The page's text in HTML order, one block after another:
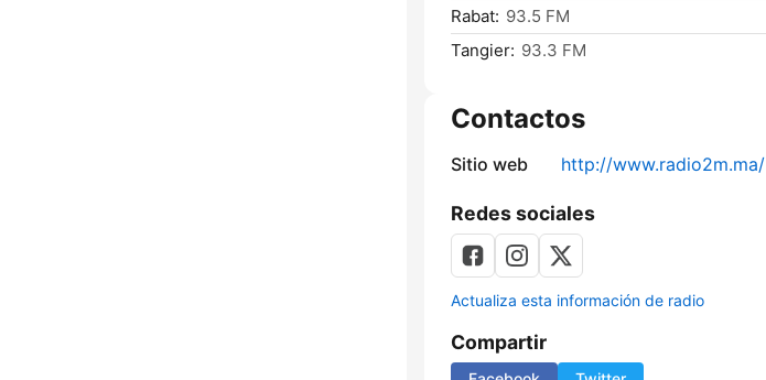
Rabat: 93.5 FM
Tangier: 93.3 FM
Contactos
Sitio web http://www.radio2m.ma/
Redes sociales
Actualiza esta información de radio
Compartir